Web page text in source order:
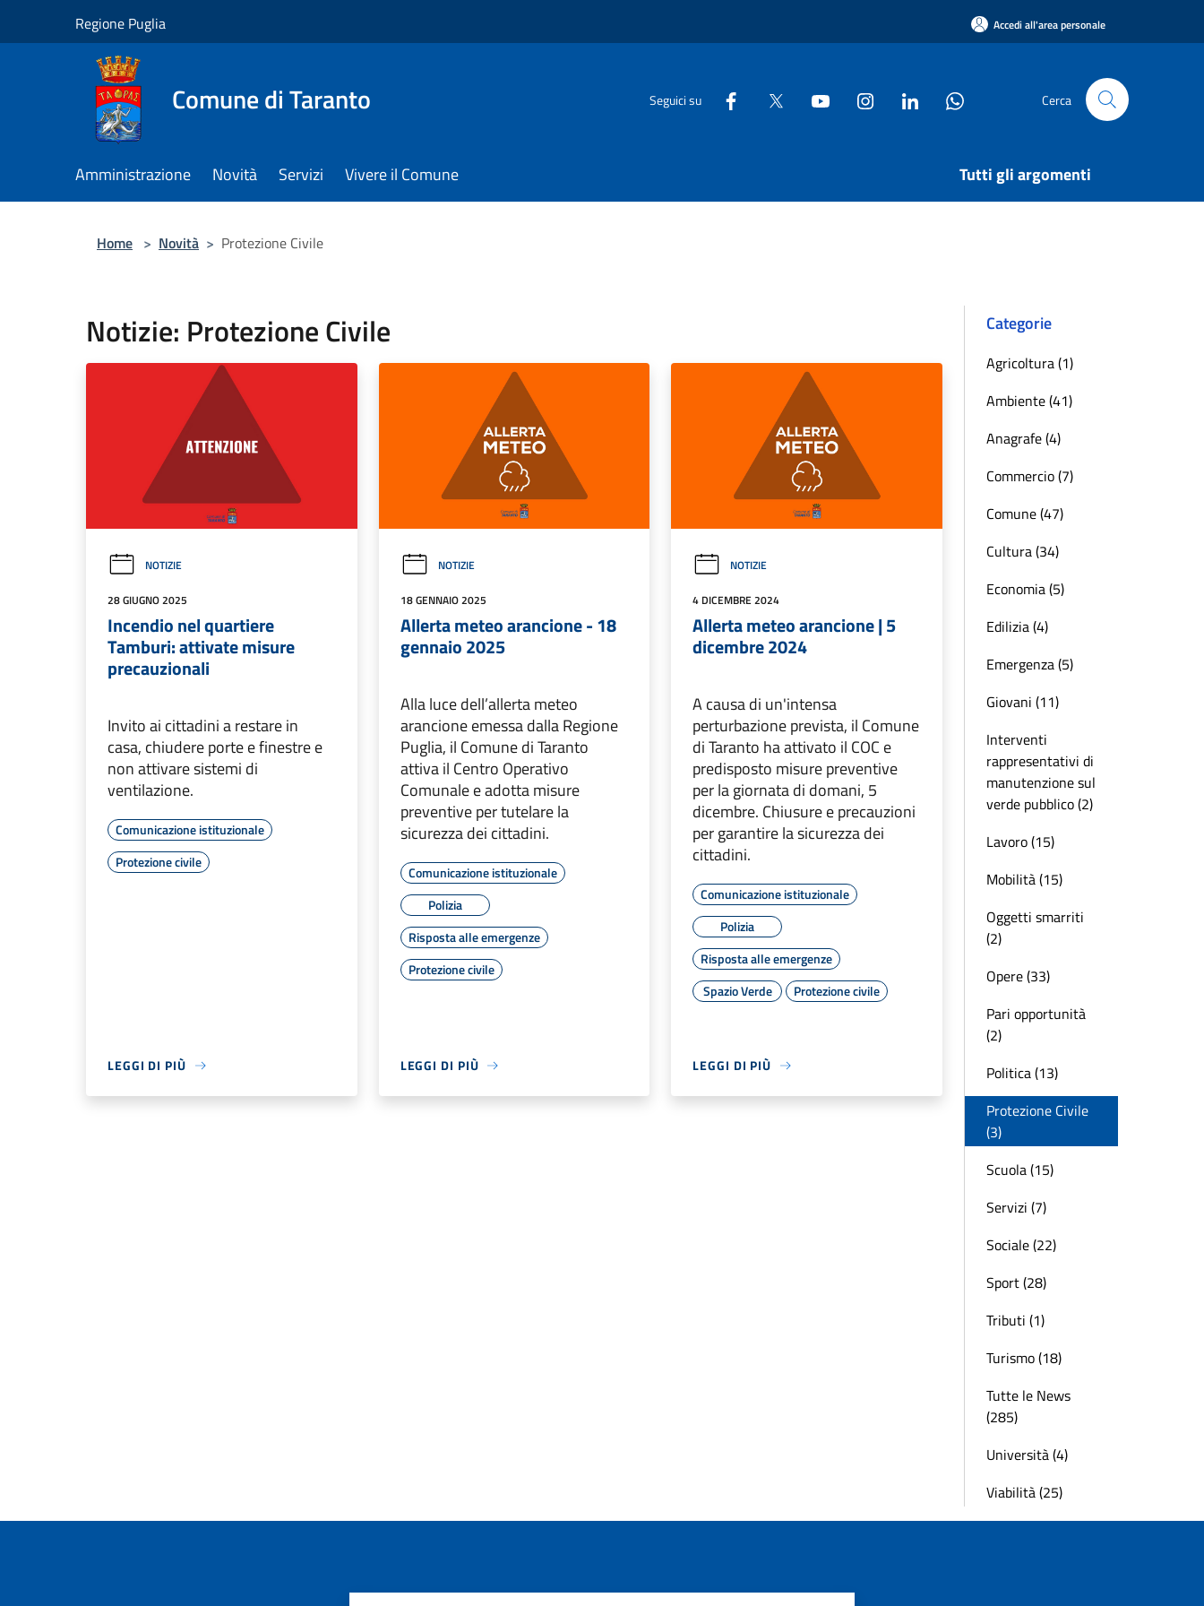
Regione Puglia Accedi all'area personale
Comune di Taranto Seguici su Cerca
Amministrazione Novità Servizi Vivere il Comune Tutti gli argomenti
Home > Novità > Protezione Civile
Notizie: Protezione Civile
NOTIZIE
28 GIUGNO 2025
Incendio nel quartiere
Tamburi: attivate misure
precauzionali
Invito ai cittadini a restare in
casa, chiudere porte e finestre e
non attivare sistemi di
ventilazione.
Comunicazione istituzionale
Protezione civile
LEGGI DI PIÙ
NOTIZIE
18 GENNAIO 2025
Allerta meteo arancione - 18
gennaio 2025
Alla luce dell’allerta meteo
arancione emessa dalla Regione
Puglia, il Comune di Taranto
attiva il Centro Operativo
Comunale e adotta misure
preventive per tutelare la
sicurezza dei cittadini.
Comunicazione istituzionale
Polizia
Risposta alle emergenze
Protezione civile
LEGGI DI PIÙ
NOTIZIE
4 DICEMBRE 2024
Allerta meteo arancione | 5
dicembre 2024
A causa di un'intensa
perturbazione prevista, il Comune
di Taranto ha attivato il COC e
predisposto misure preventive
per la giornata di domani, 5
dicembre. Chiusure e precauzioni
per garantire la sicurezza dei
cittadini.
Comunicazione istituzionale
Polizia
Risposta alle emergenze
Spazio Verde
Protezione civile
LEGGI DI PIÙ
Categorie
Agricoltura (1)
Ambiente (41)
Anagrafe (4)
Commercio (7)
Comune (47)
Cultura (34)
Economia (5)
Edilizia (4)
Emergenza (5)
Giovani (11)
Interventi
rappresentativi di
manutenzione sul
verde pubblico (2)
Lavoro (15)
Mobilità (15)
Oggetti smarriti
(2)
Opere (33)
Pari opportunità
(2)
Politica (13)
Protezione Civile
(3)
Scuola (15)
Servizi (7)
Sociale (22)
Sport (28)
Tributi (1)
Turismo (18)
Tutte le News
(285)
Università (4)
Viabilità (25)